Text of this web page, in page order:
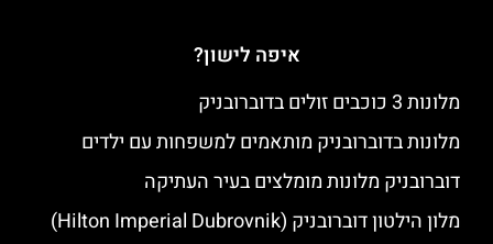
איפה לישון?
מלונות 3 כוכבים זולים בדוברובניק
מלונות בדוברובניק מותאמים למשפחות עם ילדים
דוברובניק מלונות מומלצים בעיר העתיקה
מלון הילטון דוברובניק (Hilton Imperial Dubrovnik)